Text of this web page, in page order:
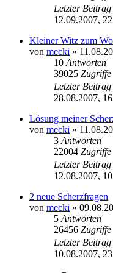
Letzter Beitrag
12.09.2007,
Kleiner Witz zum
von mecki »
10 Antworten
39025 Zugriffe
Letzter Beitrag
28.08.2007,
Lösung meiner
von mecki »
3 Antworten
22004 Zugriffe
Letzter Beitrag
12.08.2007,
2 neue Scherzfragen
von mecki »
5 Antworten
26456 Zugriffe
Letzter Beitrag
10.08.2007,